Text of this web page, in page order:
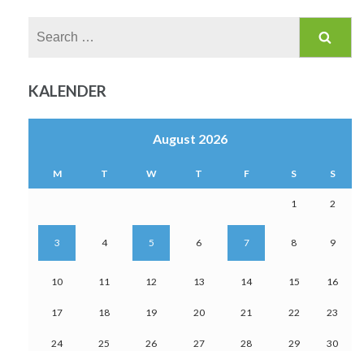
KALENDER
August 2026
M T W T F S S
1 2
3 4 5 6 7 8 9
10 11 12 13 14 15 16
17 18 19 20 21 22 23
24 25 26 27 28 29 30